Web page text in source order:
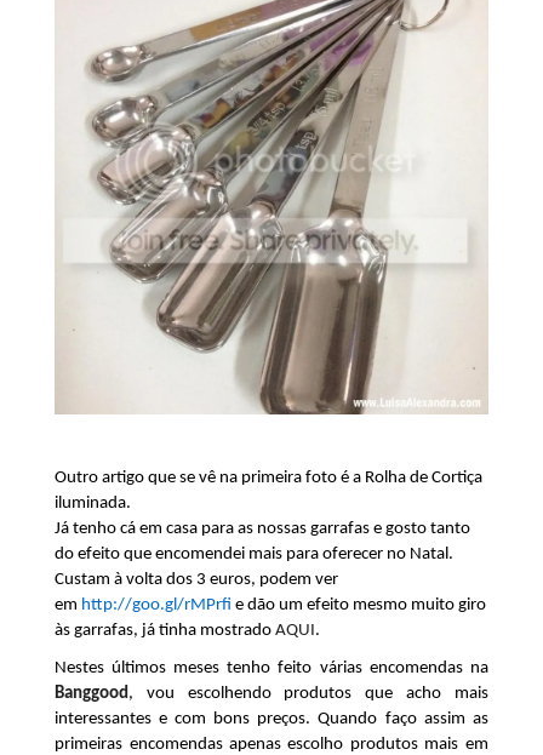
Outro artigo que se vê na primeira foto é a Rolha de Cortiça
iluminada.
Já tenho cá em casa para as nossas garrafas e gosto tanto
do efeito que encomendei mais para oferecer no Natal.
Custam à volta dos 3 euros, podem ver
em http://goo.gl/rMPrfi e dão um efeito mesmo muito giro
às garrafas, já tinha mostradoAQUI.
Nestes últimos meses tenho feito várias encomendas na
Banggood , vou escolhendo produtos que acho mais
interessantes e com bons preços. Quando faço assim as
primeiras encomendas apenas escolho produtos mais em